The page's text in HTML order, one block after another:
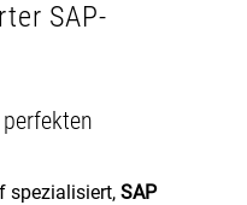
SAP-
spezialisiert, SAP